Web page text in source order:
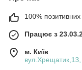
100% позитивних
Працює з
м. Київ
вул.Хрещатик,13,